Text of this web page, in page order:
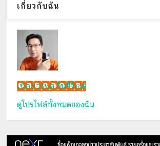
เกี่ยวกับฉัน
เน็กซ์ วรพล ลิ่มศิริวงศ์
ดูโปรไฟล์ทั้งหมดของฉัน